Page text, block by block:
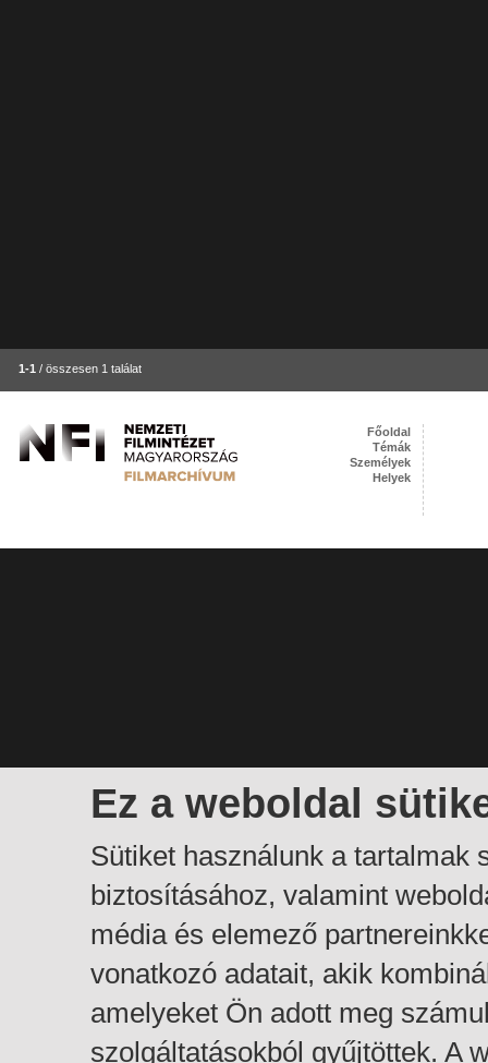
1-1 / összesen 1 találat
Ez a weboldal
Sütiket használunk a tartalmak
biztosításához, valamint
média és elemező
vonatkozó adatait, akik
amelyeket Ön adott meg
szolgáltatásokból gyűjtöttek. A
Főoldal
Témák
Személyek
Helyek